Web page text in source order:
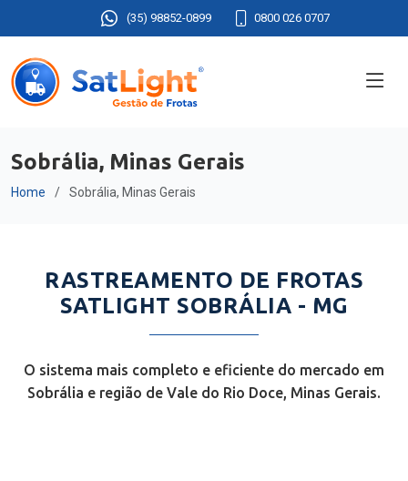
(35) 98852-0899 0800 026 0707
Sobrália, Minas Gerais
Home Sobrália, Minas Gerais
RASTREAMENTO DE FROTAS
SATLIGHT SOBRÁLIA - MG
O sistema mais completo e eficiente do mercado em
Sobrália e região de Vale do Rio Doce, Minas Gerais.